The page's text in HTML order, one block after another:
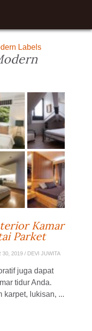
Labels
Kamar
Parket
30, 2019 / DEVI JUWITA
juga dapat
tidur Anda.
karpet, lukisan, ...